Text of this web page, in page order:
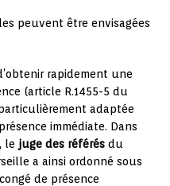
peuvent être envisagées
rapidement une
(article R.1455-5 du
adaptée
immédiate. Dans
le juge des référés du
a ainsi ordonné sous
de présence